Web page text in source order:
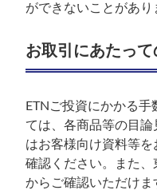
ができないことがあり
お取引にあたって
ETNご投資にかかる
ては、各商品等の目
はお客様向け資料等
確認ください。また
からご確認いただけま